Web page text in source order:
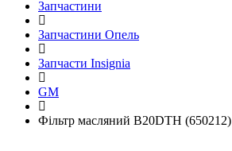
Запчастини
Запчастини Опель
Запчасти Insignia
GM
Фільтр масляний B20DTH (650212)